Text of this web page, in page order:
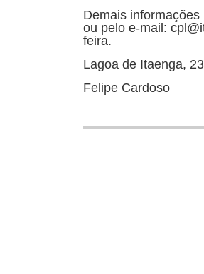
Demais
ou pelo e-mail:
feira.
Lagoa de Itaenga,
Felipe Cardoso